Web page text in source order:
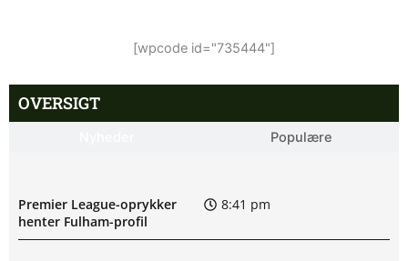
[wpcode id="735444"]
OVERSIGT
Populære
Premier League-oprykker
henter Fulham-profil
8:41 pm